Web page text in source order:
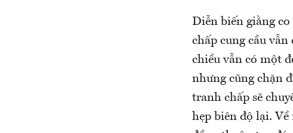
Diễn biến giằng
chấp cung cầu
chiều vẫn có một
nhưng cũng chặn
tranh chấp sẽ
hẹp biên độ lại.